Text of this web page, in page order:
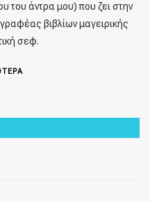
του άντρα μου) που ζει στην
βιβλίων μαγειρικής
σεφ.